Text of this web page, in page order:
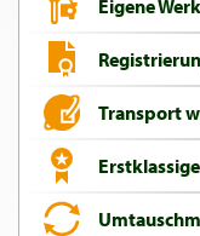
Eigene
Transport